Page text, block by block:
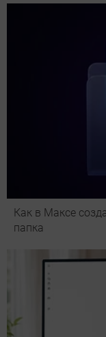
Как в Максе
папка